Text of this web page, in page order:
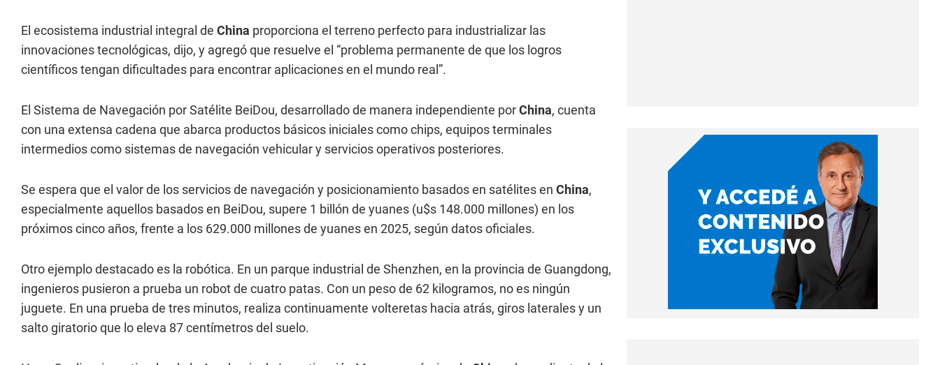
El ecosistema industrial integral de China proporciona el terreno perfecto para industrializar las
innovaciones tecnológicas, dijo, y agregó que resuelve el “problema permanente de que los logros
científicos tengan dificultades para encontrar aplicaciones en el mundo real”.
El Sistema de Navegación por Satélite BeiDou, desarrollado de manera independiente porChina, cuenta
con una extensa cadena que abarca productos básicos iniciales como chips, equipos terminales
intermedios como sistemas de navegación vehicular y servicios operativos posteriores.
Se espera que el valor de los servicios de navegación y posicionamiento basados en satélites en China,
especialmente aquellos basados en BeiDou, supere 1 billón de yuanes (u$s 148.000 millones) en los
próximos cinco años, frente a los 629.000 millones de yuanes en 2025, según datos oficiales.
Otro ejemplo destacado es la robótica. En un parque industrial de Shenzhen, en la provincia de Guangdong,
ingenieros pusieron a prueba un robot de cuatro patas. Con un peso de 62 kilogramos, no es ningún
juguete. En una prueba de tres minutos, realiza continuamente volteretas hacia atrás, giros laterales y un
salto giratorio que lo eleva 87 centímetros del suelo.